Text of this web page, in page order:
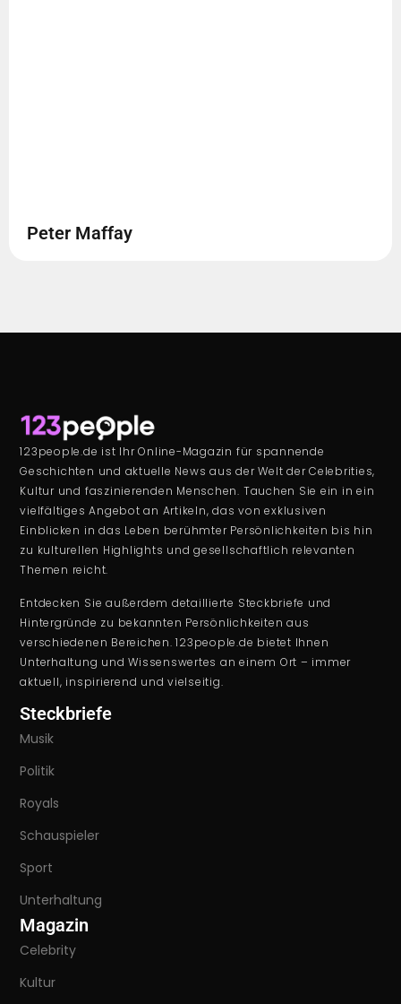
Peter Maffay
123people.de ist Ihr Online-Magazin für spannende
Geschichten und aktuelle News aus der Welt der Celebrities,
Kultur und faszinierenden Menschen. Tauchen Sie ein in ein
vielfältiges Angebot an Artikeln, das von exklusiven
Einblicken in das Leben berühmter Persönlichkeiten bis hin
zu kulturellen Highlights und gesellschaftlich relevanten
Themen reicht.
Entdecken Sie außerdem detaillierte Steckbriefe und
Hintergründe zu bekannten Persönlichkeiten aus
verschiedenen Bereichen. 123people.de bietet Ihnen
Unterhaltung und Wissenswertes an einem Ort – immer
aktuell, inspirierend und vielseitig.
Steckbriefe
Musik
Politik
Royals
Schauspieler
Sport
Unterhaltung
Magazin
Celebrity
Kultur